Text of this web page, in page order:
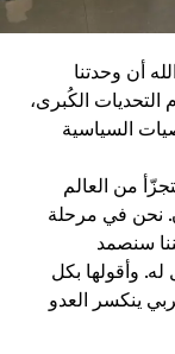
أن وحدتنا
التحديات الكُبرى،
السياسية
من العالم
نحن في مرحلة
سنصمد
وأقولها بكل
ينكسر العدو